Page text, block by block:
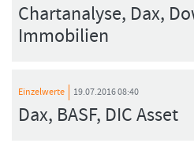
Chartanalyse, Dax,
Immobilien
Einzelwerte 19.07.2016 08:40
Dax, BASF, DIC Asset